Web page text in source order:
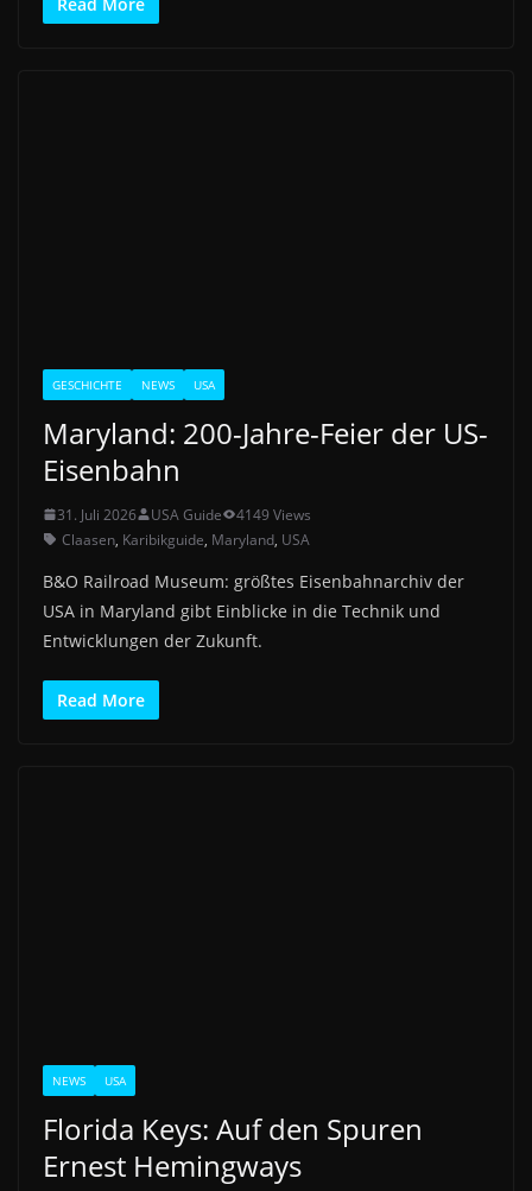
GESCHICHTE NEWS USA
Maryland: 200-Jahre-Feier der US-
Eisenbahn
31. Juli 2026 USA Guide
4149 Views
Claasen, Karibikguide, Maryland, USA
B&O Railroad Museum: größtes Eisenbahnarchiv der
USA in Maryland gibt Einblicke in die Technik und
Entwicklungen der Zukunft.
Read More
NEWS USA
Florida Keys: Auf den Spuren
Ernest Hemingways